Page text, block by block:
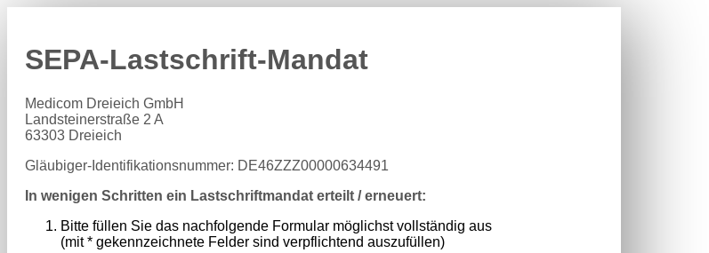
SEPA-Lastschrift-Mandat
Medicom Dreieich GmbH
Landsteinerstraße 2 A
63303 Dreieich
Gläubiger-Identifikationsnummer: DE46ZZZ00000634491
In wenigen Schritten ein Lastschriftmandat erteilt / erneuert:
Bitte füllen Sie das nachfolgende Formular möglichst vollständig aus
(mit * gekennzeichnete Felder sind verpflichtend auszufüllen)